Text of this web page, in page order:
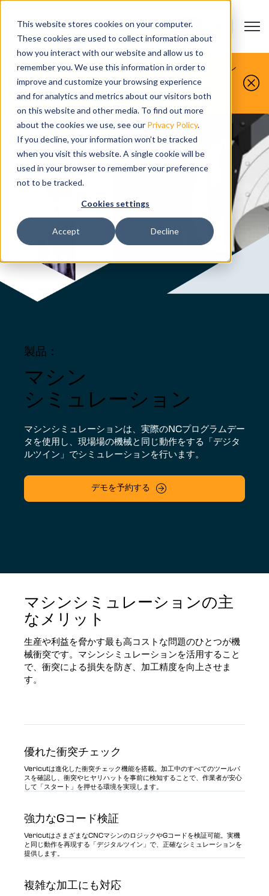
This website stores cookies on your computer.
These cookies are used to collect information about
how you interact with our website and allow us to
remember you. We use this information in order to
improve and customize your browsing experience
and for analytics and metrics about our visitors both
on this website and other media. To find out more
about the cookies we use, see our Privacy Policy.
If you decline, your information won’t be tracked
when you visit this website. A single cookie will be
used in your browser to remember your preference
not to be tracked.
Cookies settings
Accept Decline
Open
お問い合わせ Show
お客様が製造するものを、私たちがシミュレーシ
ョンします。
今すぐ無料デモをお申し込みください。
製品：
マシン
シミュレーション
マシンシミュレーションは、実際のNCプログラムデー
タを使用し、現場場の機械と同じ動作をする「デジタ
ルツイン」でシミュレーションを行います。
デモを予約する
マシンシミュレーションの主
なメリット
生産や利益を脅かす最も高コストな問題のひとつが機
械衝突です。マシンシミュレーションを活用すること
で、衝突による損失を防ぎ、加工精度を向上させま
す。
優れた衝突チェック
Vericutは進化した衝突チェック機能を搭載。加工中のすべてのツールパ
スを確認し、衝突やヒヤリハットを事前に検知することで、作業者が安心
して「スタート」を押せる環境を実現します。
強力なGコード検証
VericutはさまざまなCNCマシンのロジックやGコードを検証可能。実機
と同じ動作を再現する「デジタルツイン」で、正確なシミュレーションを
提供します。
複雑な加工にも対応